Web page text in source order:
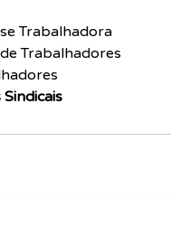
Trabalhadora
Trabalhadores